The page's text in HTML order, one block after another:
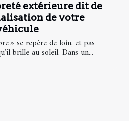
extérieure dit de
de votre
» se repère de loin, et pas
brille au soleil. Dans un...